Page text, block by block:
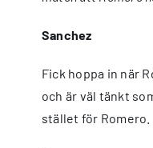
Sanchez
Fick hoppa in när
och är väl tänkt
stället för Romero.